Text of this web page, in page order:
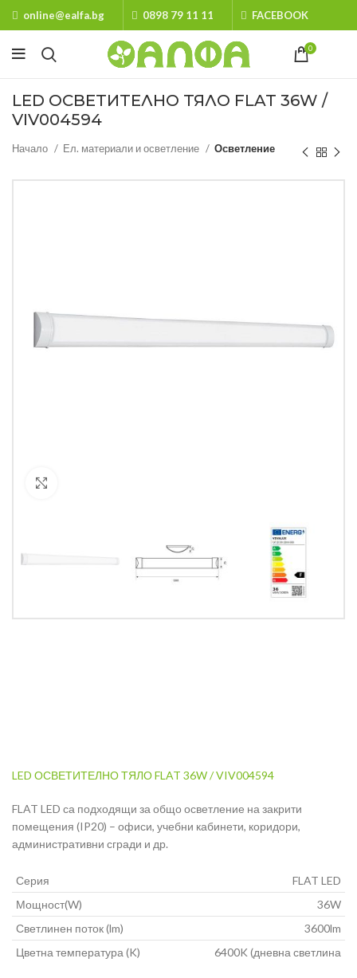
online@ealfa.bg 0898 79 11 11 FACEBOOK
0
LED ОСВЕТИТЕЛНО ТЯЛО FLAT 36W /
VIV004594
Начало Ел. материали и осветление Осветление
LED ОСВЕТИТЕЛНО ТЯЛО FLAT 36W / VIV004594
FLAT LED са подходящи за общо осветление на закрити
помещения (IP20) – офиси, учебни кабинети, коридори,
административни сгради и др.
Серия
FLAT LED
Мощност(W)
36W
Светлинен поток (lm)
3600lm
Цветна температура (K)
6400K (дневна светлина